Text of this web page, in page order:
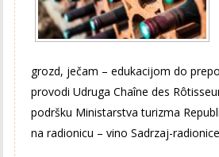
grozd, ječam – edukacijom do
provodi Udruga Chaîne des
podršku Ministarstva turizma
na radionicu – vino Sadrzaj-